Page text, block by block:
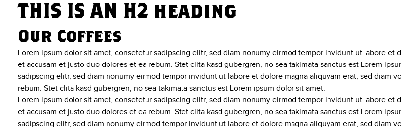
THIS IS AN H2 heading
Our Coffees
Lorem ipsum dolor sit amet, consetetur sadipscing elitr, sed diam nonumy eirmod tempor invidunt ut labore et
et accusam et justo duo dolores et ea rebum. Stet clita kasd gubergren, no sea takimata sanctus est Lorem
sadipscing elitr, sed diam nonumy eirmod tempor invidunt ut labore et dolore magna aliquyam erat, sed diam
rebum. Stet clita kasd gubergren, no sea takimata sanctus est Lorem ipsum dolor sit amet.
Lorem ipsum dolor sit amet, consetetur sadipscing elitr, sed diam nonumy eirmod tempor invidunt ut labore et
et accusam et justo duo dolores et ea rebum. Stet clita kasd gubergren, no sea takimata sanctus est Lorem
sadipscing elitr, sed diam nonumy eirmod tempor invidunt ut labore et dolore magna aliquyam erat, sed diam